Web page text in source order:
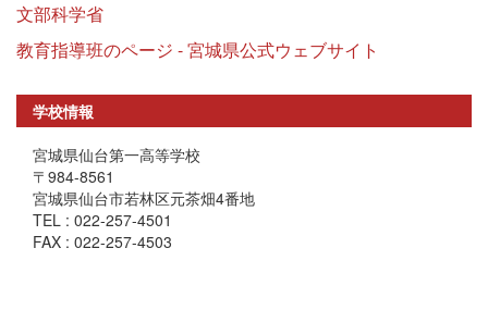
文部科学省
教育指導班のページ - 宮城県公式ウェブサイト
学校情報
宮城県仙台第一高等学校
〒984-8561
宮城県仙台市若林区元茶畑4番地
TEL : 022-257-4501
FAX : 022-257-4503